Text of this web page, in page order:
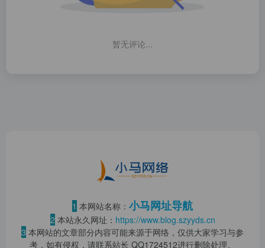
暂无评论...
1 本网站名称： 小马网址导航
2 本站永久网址： https://www.blog.szyyds.cn
3 本网站的文章部分内容可能来源于网络，仅供大家学习与参
考，如有侵权，请联系站长 QQ1724512进行删除处理。